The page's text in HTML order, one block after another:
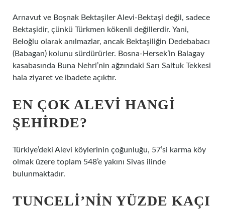
Arnavut ve Boşnak Bektaşiler Alevi-Bektaşi değil, sadece
Bektaşidir, çünkü Türkmen kökenli değillerdir. Yani,
Beloğlu olarak anılmazlar, ancak Bektaşiliğin Dedebabacı
(Babagan) kolunu sürdürürler. Bosna-Hersek’in Balagay
kasabasında Buna Nehri’nin ağzındaki Sarı Saltuk Tekkesi
hala ziyaret ve ibadete açıktır.
EN ÇOK ALEVI HANGI
ŞEHIRDE?
Türkiye’deki Alevi köylerinin çoğunluğu, 57’si karma köy
olmak üzere toplam 548’e yakını Sivas ilinde
bulunmaktadır.
TUNCELI’NIN YÜZDE KAÇI